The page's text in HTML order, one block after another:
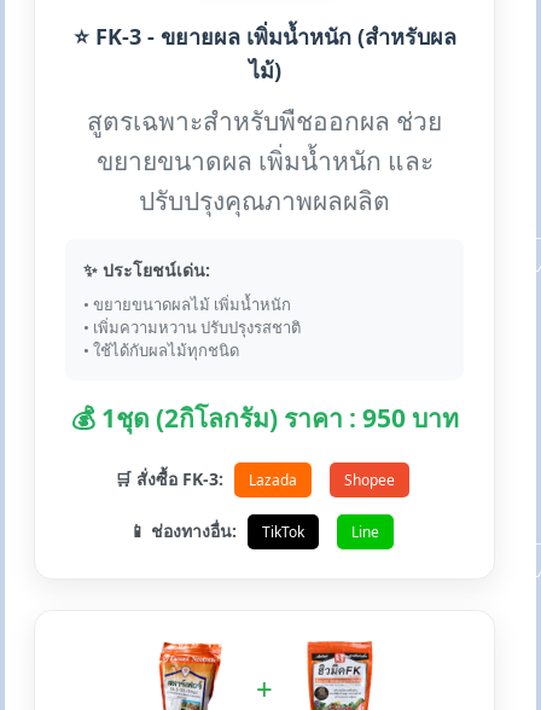
⭐ FK-3 - ขยายผล เพิ่มน้ำหนัก (สำหรับผล
ไม้)
สูตรเฉพาะสำหรับพืชออกผล ช่วย
ขยายขนาดผล เพิ่มน้ำหนัก และ
ปรับปรุงคุณภาพผลผลิต
✨ ประโยชน์เด่น:
• ขยายขนาดผลไม้ เพิ่มน้ำหนัก
• เพิ่มความหวาน ปรับปรุงรสชาติ
• ใช้ได้กับผลไม้ทุกชนิด
💰 1ชุด (2กิโลกรัม) ราคา : 950 บาท
🛒 สั่งซื้อ FK-3: Lazada Shopee
📱 ช่องทางอื่น: TikTok Line
+